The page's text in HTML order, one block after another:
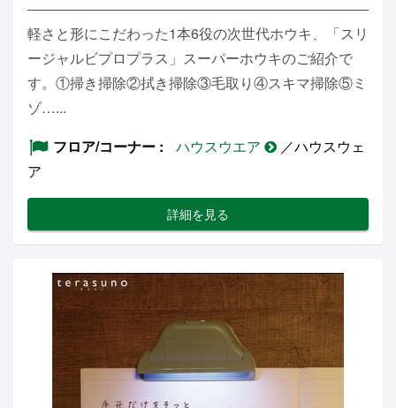
軽さと形にこだわった1本6役の次世代ホウキ、「スリ
ージャルビプロプラス」スーパーホウキのご紹介で
す。①掃き掃除②拭き掃除③毛取り④スキマ掃除⑤ミ
ゾ…...
フロア/コーナー
ハウスウエア
／ハウスウェ
ア
詳細を見る